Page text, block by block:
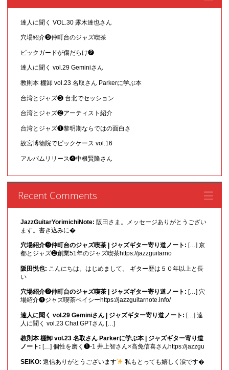
達人に聞く VOL.30 露木達也さん
穴場紹介❾仲町台のジャズ喫茶
ピックガードが傷だらけ❷
達人に聞く vol.29 Geminiさん
教則本 棚卸 vol.23 名取さん Parkerに学ぶ本
台湾とジャズ❸ 台北でセッション
台湾とジャズ❷アーティスト紹介
台湾とジャズ❶黎明期ならではの面白さ
故宮博物院でピックケース vol.16
アルバムリリース❹中根賢隆さん
Recent Comments
JazzGuitarYorimichiNote: 阪田さま。メッセージありがとうござい
ます。書き込みに�
穴場紹介❾仲町台のジャズ喫茶 | ジャズギター寄り道ノート: […] 京
都とジャズ❷創業51年のジャズ喫茶https://jazzguitarno
阪田悦也: こんにちは。はじめまして。 ギター歴は５０年以上と長
い
穴場紹介❾仲町台のジャズ喫茶 | ジャズギター寄り道ノート: […] 穴
場紹介❹ジャズ喫茶ベイシーhttps://jazzguitarnote.info/
達人に聞く vol.29 Geminiさん | ジャズギター寄り道ノート: […] 達
人に聞く vol.23 Chat GPTさん […]
教則本 棚卸 vol.23 名取さん Parkerに学ぶ本 | ジャズギター寄り道
ノート: […] 個性を磨く❶-1 井上智さん×高免信喜さんhttps://jazzgu
SEIKO: 返信ありがとうございます 私もとっても嬉しく涙です�